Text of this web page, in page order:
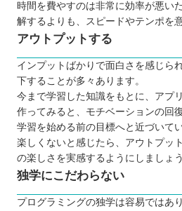
時間を費やすのは非常に効率が悪い
解するよりも、スピードやテンポを
アウトプットする
インプットばかりで面白さを感じら
下することが多々あります。
今まで学習した知識をもとに、アプ
作ってみると、モチベーションの回
学習を始める前の目標へと近づいて
楽しくないと感じたら、アウトプッ
の楽しさを実感するようにしましょう
独学にこだわらない
プログラミングの独学は容易ではあ